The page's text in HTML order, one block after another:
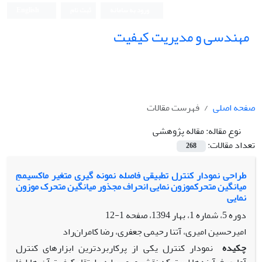
مهندسی و مدیریت کیفیت
صفحه اصلی
فهرست مقالات
نوع مقاله:مقاله پژوهشی
تعداد مقالات:
268
طراحی نمودار کنترل تطبیقی فاصله نمونه گیری متغیر ماکسیممِ
میانگین متحرکموزون نمایی انحراف مجذور میانگین متحرک موزون
نمایی
دوره 5، شماره 1، بهار 1394، صفحه
1-12
امیرحسین امیری، آتنا رحیمی جعفری، رضا کامران‌راد
چکیده نمودار کنترل یکی از پرکاربردترین ابزارهای کنترل